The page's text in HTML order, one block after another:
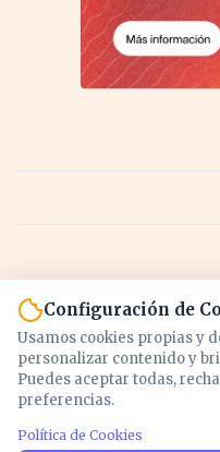
Configuración de
Usamos cookies propias y
personalizar contenido y
Puedes aceptar todas,
preferencias.
Política de Cookies